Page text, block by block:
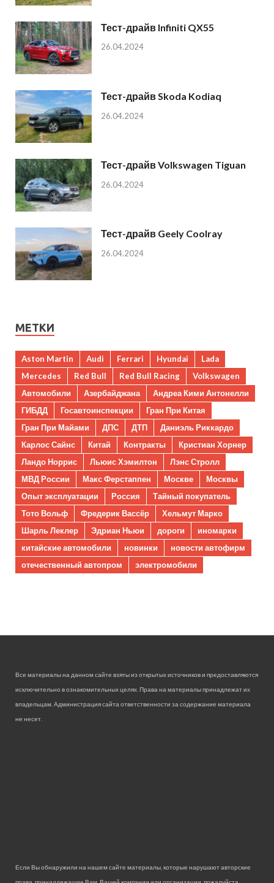
Тест-драйв Infiniti QX55
26.04.2024
Тест-драйв Skoda Kodiaq
26.04.2024
Тест-драйв Volkswagen Tiguan
26.04.2024
Тест-драйв Geely Coolray
26.04.2024
МЕТКИ
Aston Martin Audi Ferrari Hyundai
Lada
Mercedes
Red Bull Red Bull Racing
Volkswagen
Автомобили
Азербайджана
Андреа Кими Антонелли
ГИБДД
Госавтоинспекции
Гран При Китая
Гран При Майами
ДПС ДТП
Даниэль Риккардо
Карлос Сайнс
Китай Контракты
Кристиан Хорнер
Ландо Норрис
Льюис Хэмилтон
Лэнс Стролл
МВД России
Макс Ферстаппен Москве
Москвы
Опыт эксплуатации
Россия
Тайный покупатель
Тото Вольф
Фредерик Вассёр
Хельмут Марко
Шарль Леклер
Эдриан Ньюи дороги
иномарки
китайские автомобили
новинки
новости автофирм
отечественный автопром
электромобили
Все материалы на данном сайте взяты из открытых источников и предоставляются
исключительно в ознакомительных целях. Права на материалы принадлежат их
владельцам. Администрация сайта ответственности за содержание материала
не несет.
Если Вы обнаружили на нашем сайте материалы, которые нарушают авторские